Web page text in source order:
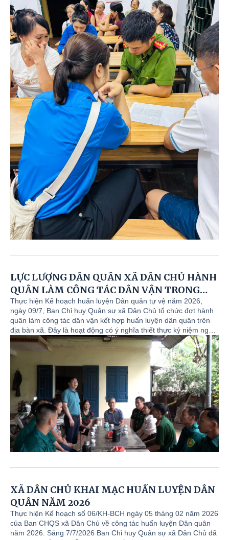
LỰC LƯỢNG DÂN QUÂN XÃ DÂN CHỦ HÀNH
QUÂN LÀM CÔNG TÁC DÂN VẬN TRONG
HUẤN LUYỆN DÂN QUÂN NĂM 2026
Thực hiện Kế hoạch huấn luyện Dân quân tự vệ năm 2026,
ngày 09/7, Ban Chỉ huy Quân sự xã Dân Chủ tổ chức đợt hành
quân làm công tác dân vận kết hợp huấn luyện dân quân trên
địa bàn xã. Đây là hoạt động có ý nghĩa thiết thực kỷ niệm ngày
thương binh liệt sĩ 27/7 và góp phần tăng cường mối quan hệ
gắn bó giữa lực lượng vũ trang với Nhân dân, phát huy phẩm
chất tốt đẹp của lực lượng dân quân tự vệ, đồng thời xây dựng
thế trận quốc phòng toàn dân gắn với thế trận lòng dân ngày
càng vững chắc.
XÃ DÂN CHỦ KHAI MẠC HUẤN LUYỆN DÂN
QUÂN NĂM 2026
Thực hiện Kế hoạch số 06/KH-BCH ngày 05 tháng 02 năm 2026
của Ban CHQS xã Dân Chủ về công tác huấn luyện Dân quân
năm 2026. Sáng 7/7/2026 Ban Chỉ huy Quân sự xã Dân Chủ đã